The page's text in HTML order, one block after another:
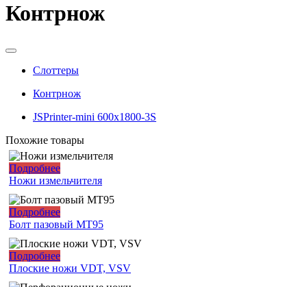
Контрнож
Слоттеры
Контрнож
JSPrinter-mini 600x1800-3S
Похожие товары
Подробнее
Ножи измельчителя
Подробнее
Болт пазовый МТ95
Подробнее
Плоские ножи VDT, VSV